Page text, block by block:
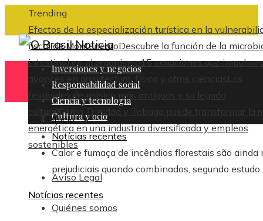
Trending
Efectos de la especialización turística en la
fiscal de MontenegroDescubre la función de la
intestinal en el organismo15 ecuaciones que
avances en arquitectura, física y otras ciencias
Los
festivales de música más antiguos y su legado
cultural Cómo Trinidad y Tobago puede transformar la
energética en una industria diversificada y empleos
sostenibles
Aviso Legal
Quiénes somos
Inversiones y negocios
Responsabilidad social
Ciencia y tecnología
Cultura y ocio
Inicio
Notícias recentes
Calor e fumaça de incêndios florestais são ainda
prejudiciais quando combinados, segundo estudo
Notícias recentes